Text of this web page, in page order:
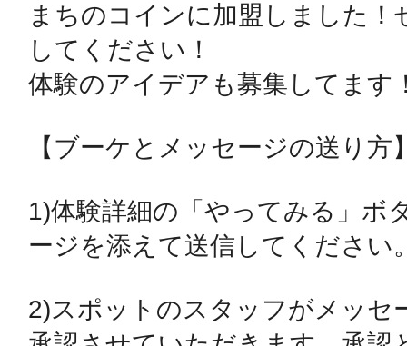
URLをコピー
まちのコインに加盟しました！
してください！
体験のアイデアも募集してます
【ブーケとメッセージの送り方
1)体験詳細の「やってみる」ボ
ージを添えて送信してください
2)スポットのスタッフがメッセ
鴻巣
池袋